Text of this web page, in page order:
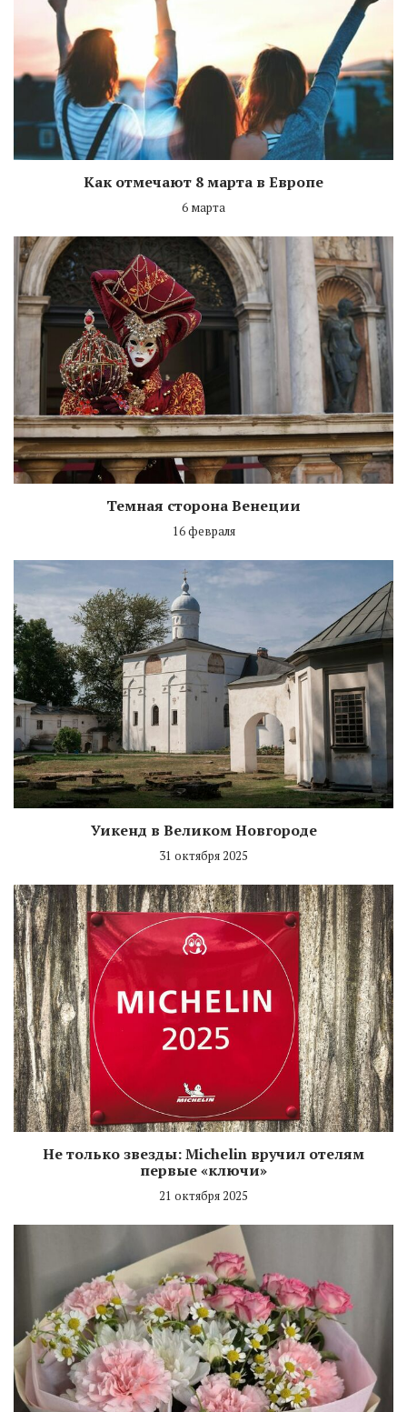
Как отмечают 8 марта в Европе
6 марта
Темная сторона Венеции
16 февраля
Уикенд в Великом Новгороде
31 октября 2025
Не только звезды: Michelin вручил отелям
первые «ключи»
21 октября 2025